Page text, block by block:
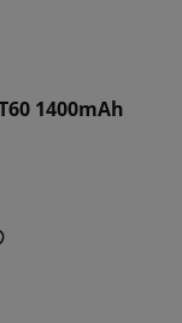
1400mAh